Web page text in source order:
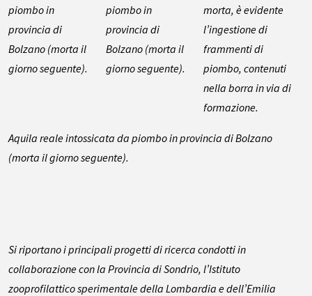
piombo in
provincia di
Bolzano (morta il
giorno seguente).
piombo in
provincia di
Bolzano (morta il
giorno seguente).
morta, è evidente
l’ingestione di
frammenti di
piombo, contenuti
nella borra in via di
formazione.
Aquila reale intossicata da piombo in provincia di Bolzano
(morta il giorno seguente).
Si riportano i principali progetti di ricerca condotti in
collaborazione con la Provincia di Sondrio, l’Istituto
zooprofilattico sperimentale della Lombardia e dell’Emilia